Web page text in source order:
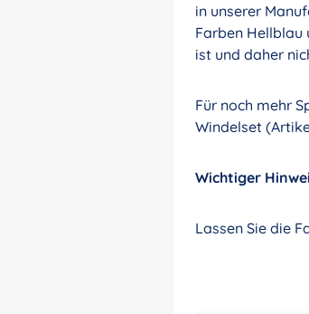
in unserer
Farben Hellblau
ist und daher
Für noch mehr
Windelset
Wichtiger
Lassen Sie die